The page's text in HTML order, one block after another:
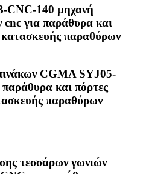
CNC-140 μηχανή
για παράθυρα και
παραθύρων
CGMA SYJ05-
και πόρτες
παραθύρων
τεσσάρων γωνιών